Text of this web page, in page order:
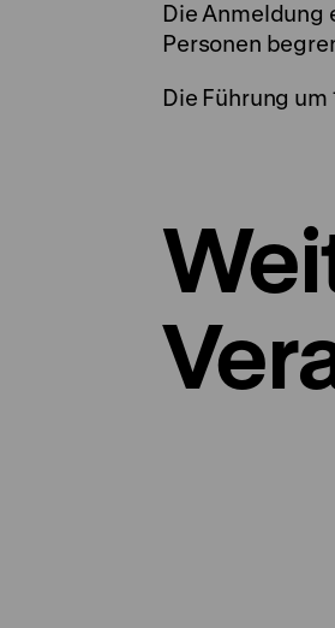
Die Anmeldung
Personen
Die Führung